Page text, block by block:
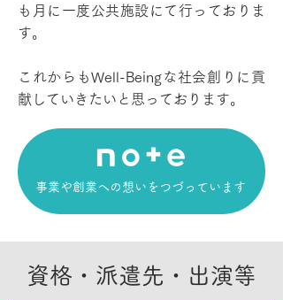
も月に一度公共施設にて行っておりま
す。
これからもWell-Beingな社会創りに貢
献していきたいと思っております。
事業や創業への想いをつづっています
​資格・派遣先・出演等